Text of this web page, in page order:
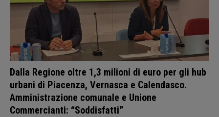
Dalla Regione oltre 1,3 milioni di euro per gli hub
urbani di Piacenza, Vernasca e Calendasco.
Amministrazione comunale e Unione
Commercianti: “Soddisfatti”